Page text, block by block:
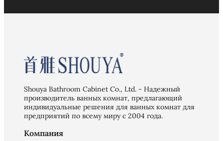
Shouya Bathroom Cabinet Co., Ltd. - Надежный
производитель ванных комнат, предлагающий
индивидуальные решения для ванных комнат для
предприятий по всему миру с 2004 года.
Компания